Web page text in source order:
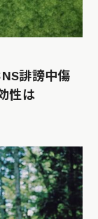
誹謗中傷
性は